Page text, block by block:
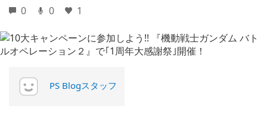
0 0 1
PS Blogスタッフ